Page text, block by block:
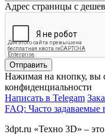
Адрес страницы с
Отправить
Нажимая на кнопку, вы
конфиденциальности
Написать в Telegam
FAQ: Часто задаваемые
3dpt.ru «Техно 3D» –